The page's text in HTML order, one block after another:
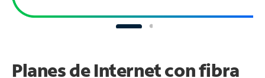
Planes de Internet con fibra